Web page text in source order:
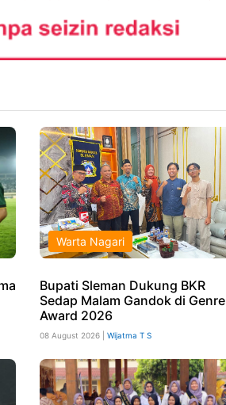
Warta Nagari
Bupati Sleman Dukung BKR
Sedap Malam Gandok di Genre
Award 2026
08 August 2026 | Wijatma T S